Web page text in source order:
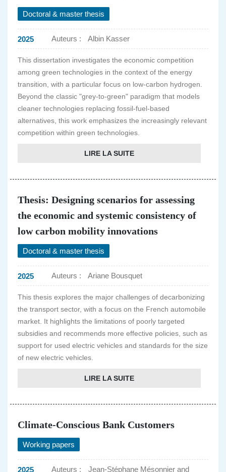
Doctoral & master thesis
2025 Auteurs : Albin Kasser
This dissertation investigates the economic competition
among green technologies in the context of the energy
transition, with a particular focus on low-carbon hydrogen.
Beyond the classic "grey-to-green" paradigm that models
cleaner technologies replacing fossil-fuel-based
alternatives, this work emphasizes the increasingly relevant
competition within green technologies.
LIRE LA SUITE
Thesis: Designing scenarios for assessing
the economic and systemic consistency of
low carbon mobility innovations
Doctoral & master thesis
2025 Auteurs : Ariane Bousquet
This thesis explores the major challenges of decarbonizing
the transport sector, with a focus on the French automobile
market. It highlights the limitations of poorly targeted
subsidies and recommends more effective policies, such as
support for used electric vehicles and standards for the size
of new electric vehicles.
LIRE LA SUITE
Climate-Conscious Bank Customers
Working papers
2025 Auteurs :
Jean-Stéphane Mésonnier and